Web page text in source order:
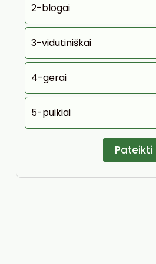
2-blogai
3-vidutiniškai
4-gerai
5-puikiai